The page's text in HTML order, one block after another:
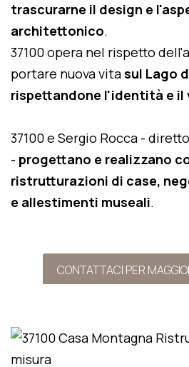
trascurarne il design e
architettonico.
37100 opera nel rispetto
portare nuova vitasul Lago
rispettandone l'identità e il
37100 e Sergio Rocca -
- progettano e realizzano
ristrutturazioni di case,
e allestimenti museali.
CONTATTACI PER